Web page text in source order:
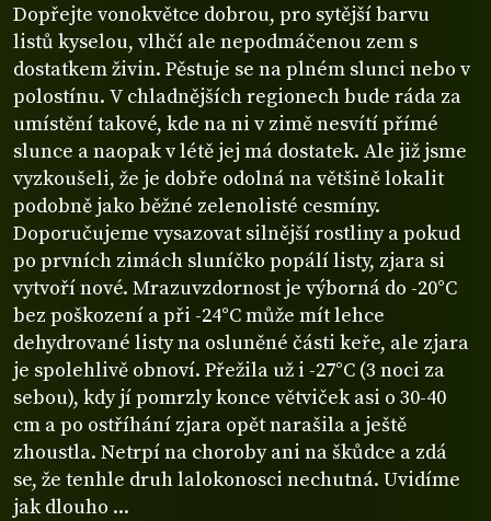
Dopřejte vonokvětce dobrou, pro sytější barvu
listů kyselou, vlhčí ale nepodmáčenou zem s
dostatkem živin. Pěstuje se na plném slunci nebo v
polostínu. V chladnějších regionech bude ráda za
umístění takové, kde na ni v zimě nesvítí přímé
slunce a naopak v létě jej má dostatek. Ale již jsme
vyzkoušeli, že je dobře odolná na většině lokalit
podobně jako běžné zelenolisté cesmíny.
Doporučujeme vysazovat silnější rostliny a pokud
po prvních zimách sluníčko popálí listy, zjara si
vytvoří nové. Mrazuvzdornost je výborná do -20°C
bez poškození a při -24°C může mít lehce
dehydrované listy na osluněné části keře, ale zjara
je spolehlivě obnoví. Přežila už i -27°C (3 noci za
sebou), kdy jí pomrzly konce větviček asi o 30-40
cm a po ostříhání zjara opět narašila a ještě
zhoustla. Netrpí na choroby ani na škůdce a zdá
se, že tenhle druh lalokonosci nechutná. Uvidíme
jak dlouho ...